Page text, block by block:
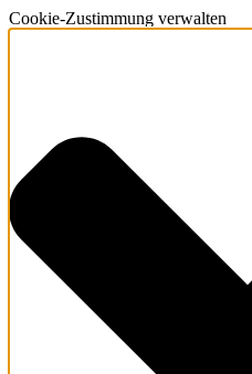
Cookie-Zustimmung verwalten